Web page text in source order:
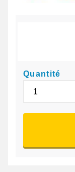
Quantité